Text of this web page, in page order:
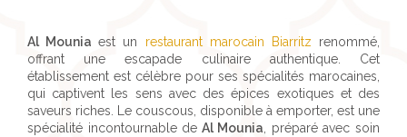
Al Mouniaest un restaurant marocain Biarritz renommé,
offrant une escapade culinaire authentique. Cet
établissement est célèbre pour ses spécialités marocaines,
qui captivent les sens avec des épices exotiques et des
saveurs riches. Le couscous, disponible à emporter, est une
spécialité incontournable de Al Mounia , préparé avec soin